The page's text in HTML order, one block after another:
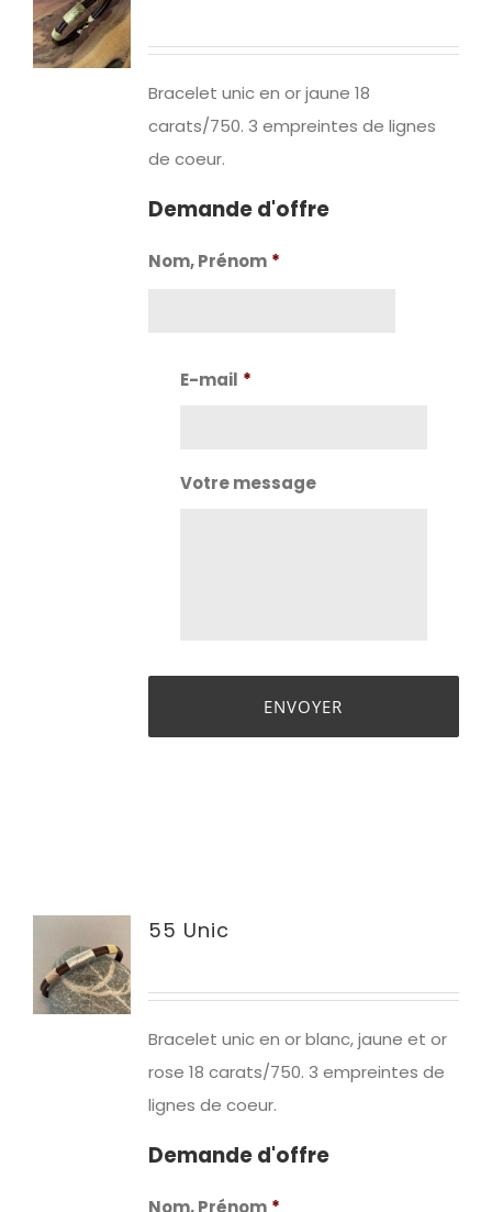
Bracelet unic en or jaune 18
carats/750. 3 empreintes de lignes
de coeur.
Demande d'offre
Nom, Prénom *
E-mail *
Votre message
55 Unic
Bracelet unic en or blanc, jaune et or
rose 18 carats/750. 3 empreintes de
lignes de coeur.
Demande d'offre